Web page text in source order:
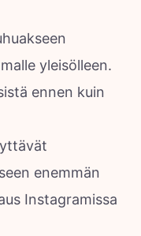
yleisölleen.
ennen kuin
enemmän
Instagramissa